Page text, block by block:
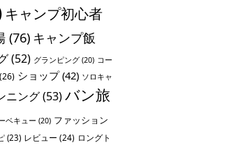
キャンプ初心者
(76) キャンプ飯
(52) グランピング (20) コー
(26) ショップ(42) ソロキャ
ニング(53)バン旅
ベキュー (20) ファッション
(23) レビュー (24) ロングト